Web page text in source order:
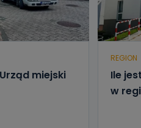
62 735-51-05 lub
miejski
REGION
Ile
w